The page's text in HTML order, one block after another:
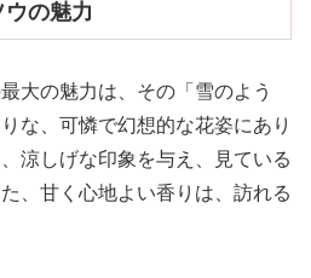
の魅力
大の魅力は、その「雪のよう
な、可憐で幻想的な花姿にあり
涼しげな印象を与え、見ている
、甘く心地よい香りは、訪れる